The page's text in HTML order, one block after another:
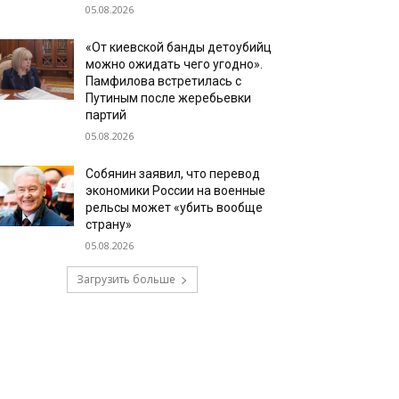
05.08.2026
«От киевской банды детоубийц
можно ожидать чего угодно».
Памфилова встретилась с
Путиным после жеребьевки
партий
05.08.2026
Собянин заявил, что перевод
экономики России на военные
рельсы может «убить вообще
страну»
05.08.2026
Загрузить больше